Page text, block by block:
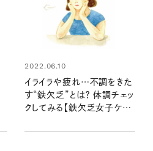
2022.06.10
イライラや疲れ…不調をきた
す“鉄欠乏”とは？ 体調チェッ
クしてみる【鉄欠乏女子ケア